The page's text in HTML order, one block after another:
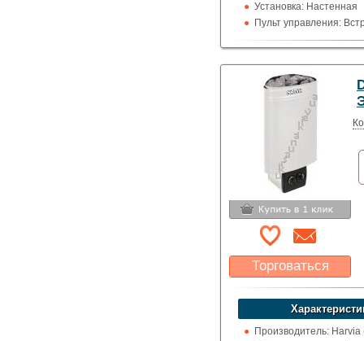
Установка: Настенная
Пульт управления:
Использование: Для
Торговаться
Какая цена Вас
устроит?
Указать цену
Производитель: